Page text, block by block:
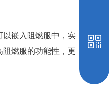
以嵌入阻燃服中，实
燃服的功能性，更